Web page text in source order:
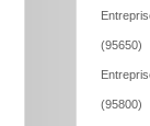
(95650)
(95800)